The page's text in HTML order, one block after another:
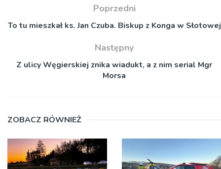
Poprzedni
To tu mieszkał ks. Jan Czuba. Biskup z Konga w Słotowej
Następny
Z ulicy Węgierskiej znika wiadukt, a z nim serial Mgr
Morsa
ZOBACZ RÓWNIEŻ